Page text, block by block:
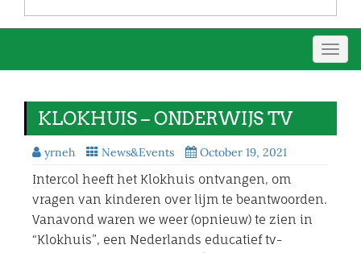
KLOKHUIS – ONDERWIJS TV
yrneh News&Events October 19, 2021
Intercol heeft het Klokhuis ontvangen, om
vragen van kinderen over lijm te beantwoorden.
Vanavond waren we weer (opnieuw) te zien in
“Klokhuis”, een Nederlands educatief tv-